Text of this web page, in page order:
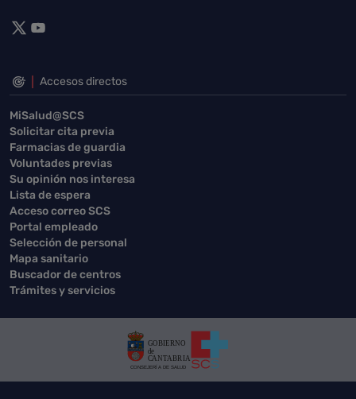
Accesos directos
MiSalud@SCS
Solicitar cita previa
Farmacias de guardia
Voluntades previas
Su opinión nos interesa
Lista de espera
Acceso correo SCS
Portal empleado
Selección de personal
Mapa sanitario
Buscador de centros
Trámites y servicios